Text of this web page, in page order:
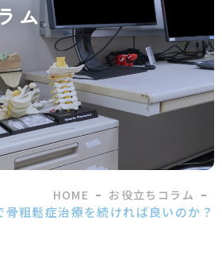
ム
HOME お役立ちコラム
骨粗鬆症治療を続ければ良いのか？